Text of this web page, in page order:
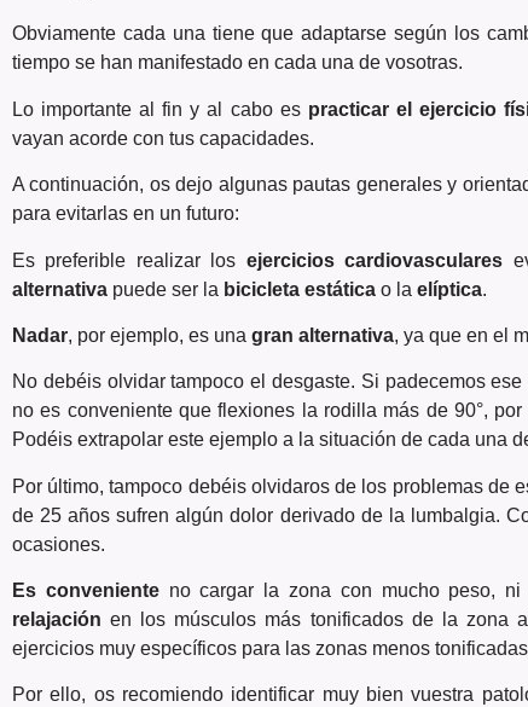
Obviamente cada una tiene que adaptarse según los
tiempo se han manifestado en cada una de vosotras.
Lo importante al fin y al cabo es practicar el ejercicio
vayan acorde con tus capacidades.
A continuación, os dejo algunas pautas generales y
para evitarlas en un futuro:
Es preferible realizar los ejercicios cardiovasculares
alternativa puede ser la bicicleta estática o la elíptica.
Nadar, por ejemplo, es una gran alternativa, ya que en el
No debéis olvidar tampoco el desgaste. Si padecemos ese
no es conveniente que flexiones la rodilla más de 90°,
Podéis extrapolar este ejemplo a la situación de cada una
Por último, tampoco debéis olvidaros de los problemas de
de 25 años sufren algún dolor derivado de la lumbalgia.
ocasiones.
Es convenienteno cargar la zona con mucho peso, ni
relajación en los músculos más tonificados de la zona
ejercicios muy específicos para las zonas menos
Por ello, os recomiendo identificar muy bien vuestra